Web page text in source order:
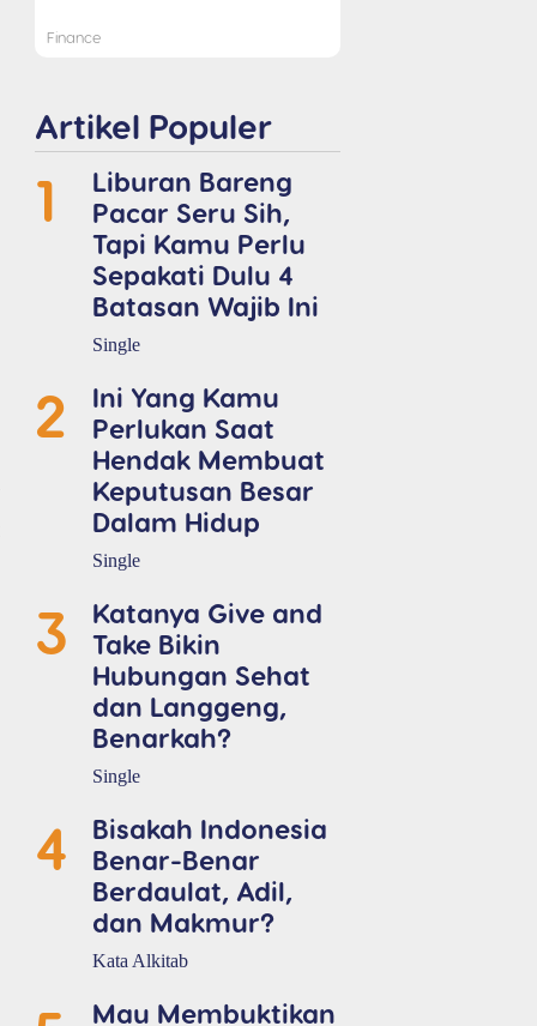
Finance
Artikel Populer
1
Liburan Bareng
Pacar Seru Sih,
Tapi Kamu Perlu
Sepakati Dulu 4
Batasan Wajib Ini
Single
2
Ini Yang Kamu
Perlukan Saat
Hendak Membuat
Keputusan Besar
Dalam Hidup
Single
3
Katanya Give and
Take Bikin
Hubungan Sehat
dan Langgeng,
Benarkah?
Single
4
Bisakah Indonesia
Benar-Benar
Berdaulat, Adil,
dan Makmur?
Kata Alkitab
Mau Membuktikan